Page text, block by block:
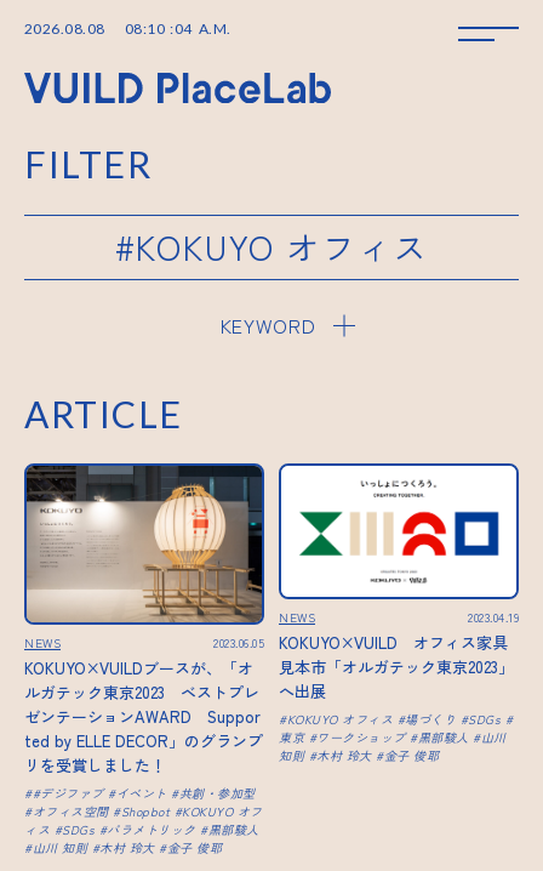
2026.08.08 08:10 :04 A.M.
FILTER
#KOKUYO オフィス
KEYWORD
ARTICLE
NEWS 2023.06.05
KOKUYO×VUILDブースが、「オ
ルガテック東京2023 ベストプレ
ゼンテーションAWARD Suppor
ted by ELLE DECOR」のグランプ
リを受賞しました！
#デジファブ イベント
共創・参加型
オフィス空間
Shopbot
KOKUYO オフ
ィス
SDGs パラメトリック
黒部駿人
山川 知則
木村 玲大 金子 俊耶
NEWS 2023.04.19
KOKUYO×VUILD オフィス家具
見本市「オルガテック東京2023」
へ出展
KOKUYO オフィス 場づくり
SDGs
東京
ワークショップ 黒部駿人
山川
知則
木村 玲大 金子 俊耶